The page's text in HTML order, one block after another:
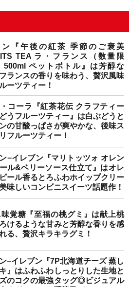
ン『午後の紅茶 季節のご褒美
TEA ラ・フランス（数量限
500ml ペットボトル』は芳醇な
ランスの香りを味わう、贅沢風味
ーツティー！
コーラ『紅茶花伝 クラフティー
うフルーツティー』は白ぶどうと
の甘酸っぱさが爽やかな、後味ス
フルーツティー！
−イレブン『マリトッツォ オレン
ル&ベリーソース仕立て』はオレ
ール香るとろふわホイップクリー
味しいコンビニスイーツ話題作！
覚糖『至福の桃グミ』は献上桃
けるような甘みと芳醇な香りを感
る、贅沢キラキラグミ！
−イレブン『7P北海道チーズ 蒸し
』はふわふわしっとりした生地と
のコクの最強タッグ◎ビジュアル